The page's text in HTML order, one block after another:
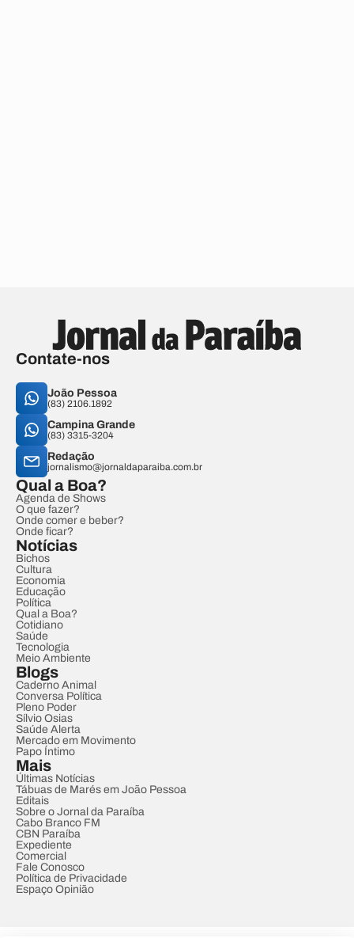
Contate-nos
João Pessoa
(83) 2106.1892
Campina Grande
(83) 3315-3204
Redação
jornalismo@jornaldaparaiba.com.br
Qual a Boa?
Agenda de Shows
O que fazer?
Onde comer e beber?
Onde ficar?
Notícias
Bichos
Cultura
Economia
Educação
Política
Qual a Boa?
Cotidiano
Saúde
Tecnologia
Meio Ambiente
Blogs
Caderno Animal
Conversa Política
Pleno Poder
Sílvio Osias
Saúde Alerta
Mercado em Movimento
Papo Íntimo
Mais
Últimas Notícias
Tábuas de Marés em João Pessoa
Editais
Sobre o Jornal da Paraíba
Cabo Branco FM
CBN Paraíba
Expediente
Comercial
Fale Conosco
Política de Privacidade
Espaço Opinião